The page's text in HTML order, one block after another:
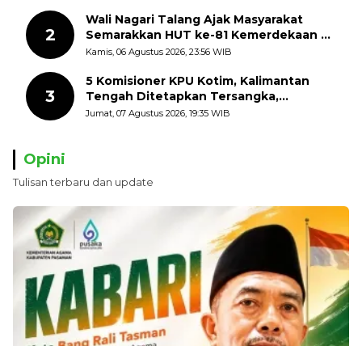
2
Wali Nagari Talang Ajak Masyarakat
Semarakkan HUT ke-81 Kemerdekaan RI
dengan Mengibarkan Bendera Merah
Kamis, 06 Agustus 2026, 23:56 WIB
3
5 Komisioner KPU Kotim, Kalimantan
Tengah Ditetapkan Tersangka,
Kerugian Negara ditaksir 10 Milyard
Jumat, 07 Agustus 2026, 19:35 WIB
Opini
Tulisan terbaru dan update